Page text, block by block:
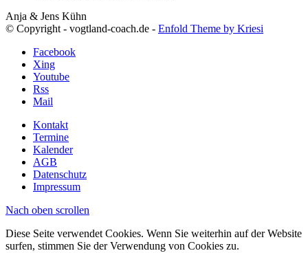
Anja & Jens Kühn
© Copyright - vogtland-coach.de - Enfold Theme by Kriesi
Facebook
Xing
Youtube
Rss
Mail
Kontakt
Termine
Kalender
AGB
Datenschutz
Impressum
Nach oben scrollen
Diese Seite verwendet Cookies. Wenn Sie weiterhin auf der Website
surfen, stimmen Sie der Verwendung von Cookies zu.